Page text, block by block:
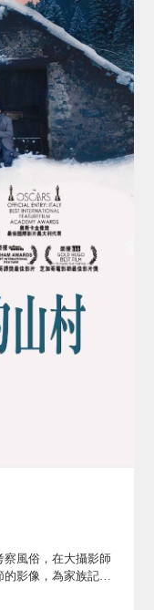
風俗，在大攝影師
的影像，為家族記